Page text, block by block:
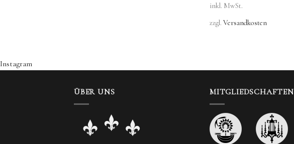
inkl. MwSt.
zzgl. Versandkosten
Instagram
ÜBER UNS MITGLIEDSCHAFTEN